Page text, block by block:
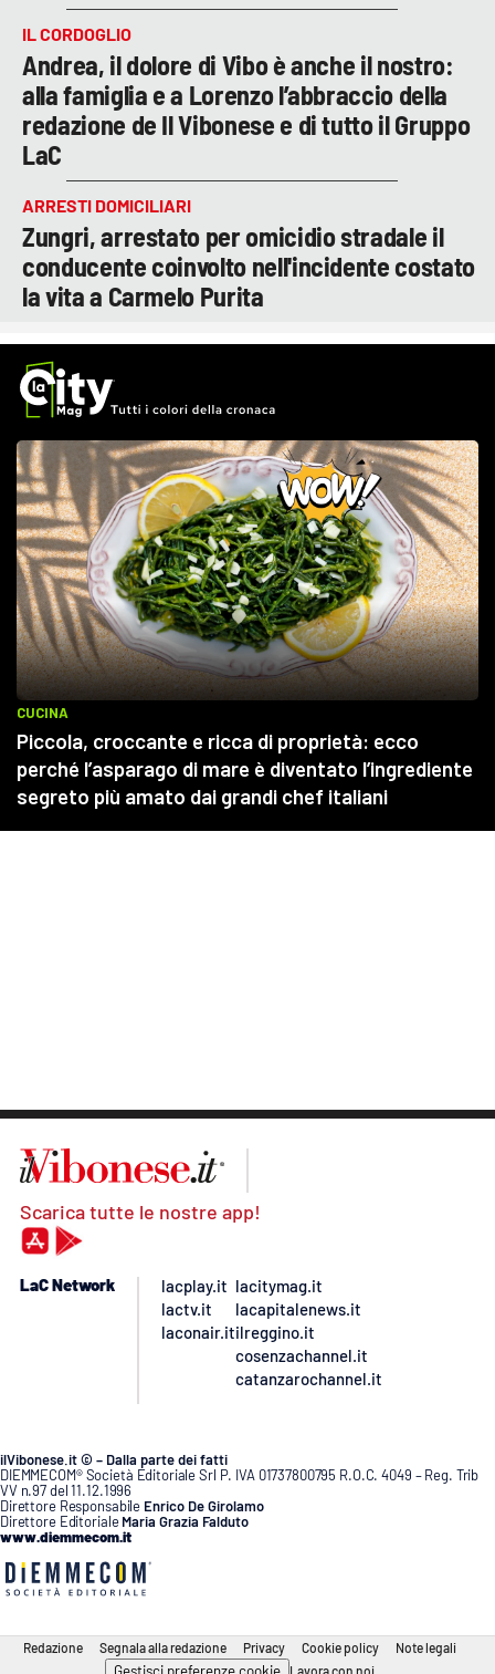
IL CORDOGLIO
Andrea, il dolore di Vibo è anche il nostro:
alla famiglia e a Lorenzo l’abbraccio della
redazione de Il Vibonese e di tutto il Gruppo
LaC
ARRESTI DOMICILIARI
Zungri, arrestato per omicidio stradale il
conducente coinvolto nell'incidente costato
la vita a Carmelo Purita
Scarica tutte le nostre app!
LaC Network
lacplay.it
lactv.it
laconair.it
lacitymag.it
lacapitalenews.it
ilreggino.it
cosenzachannel.it
catanzarochannel.it
ilVibonese.it © – Dalla parte dei fatti
DIEMMECOM® Società Editoriale Srl P. IVA 01737800795 R.O.C. 4049 – Reg. Trib
VV n.97 del 11.12.1996
Direttore Responsabile Enrico De Girolamo
Direttore Editoriale Maria Grazia Falduto
www.diemmecom.it
Redazione Segnala alla redazione Privacy Cookie policy Note legali
Gestisci preferenze cookie Lavora con noi